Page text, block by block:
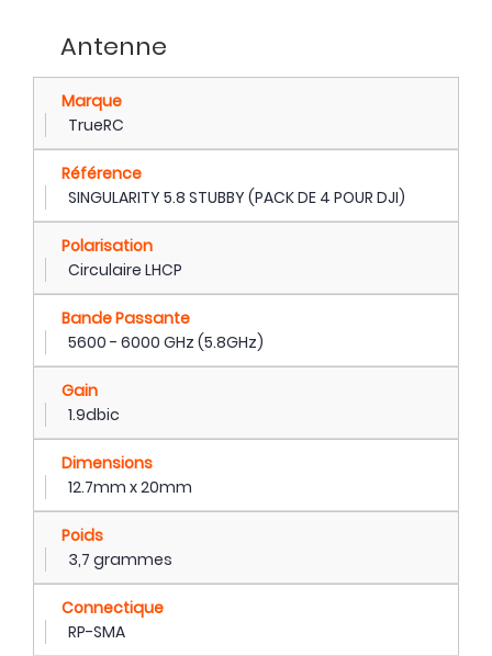
Antenne
Marque
TrueRC
Référence
SINGULARITY 5.8 STUBBY (PACK DE 4 POUR DJI)
Polarisation
Circulaire LHCP
Bande Passante
5600 - 6000 GHz (5.8GHz)
Gain
1.9dbic
Dimensions
12.7mm x 20mm
Poids
3,7 grammes
Connectique
RP-SMA